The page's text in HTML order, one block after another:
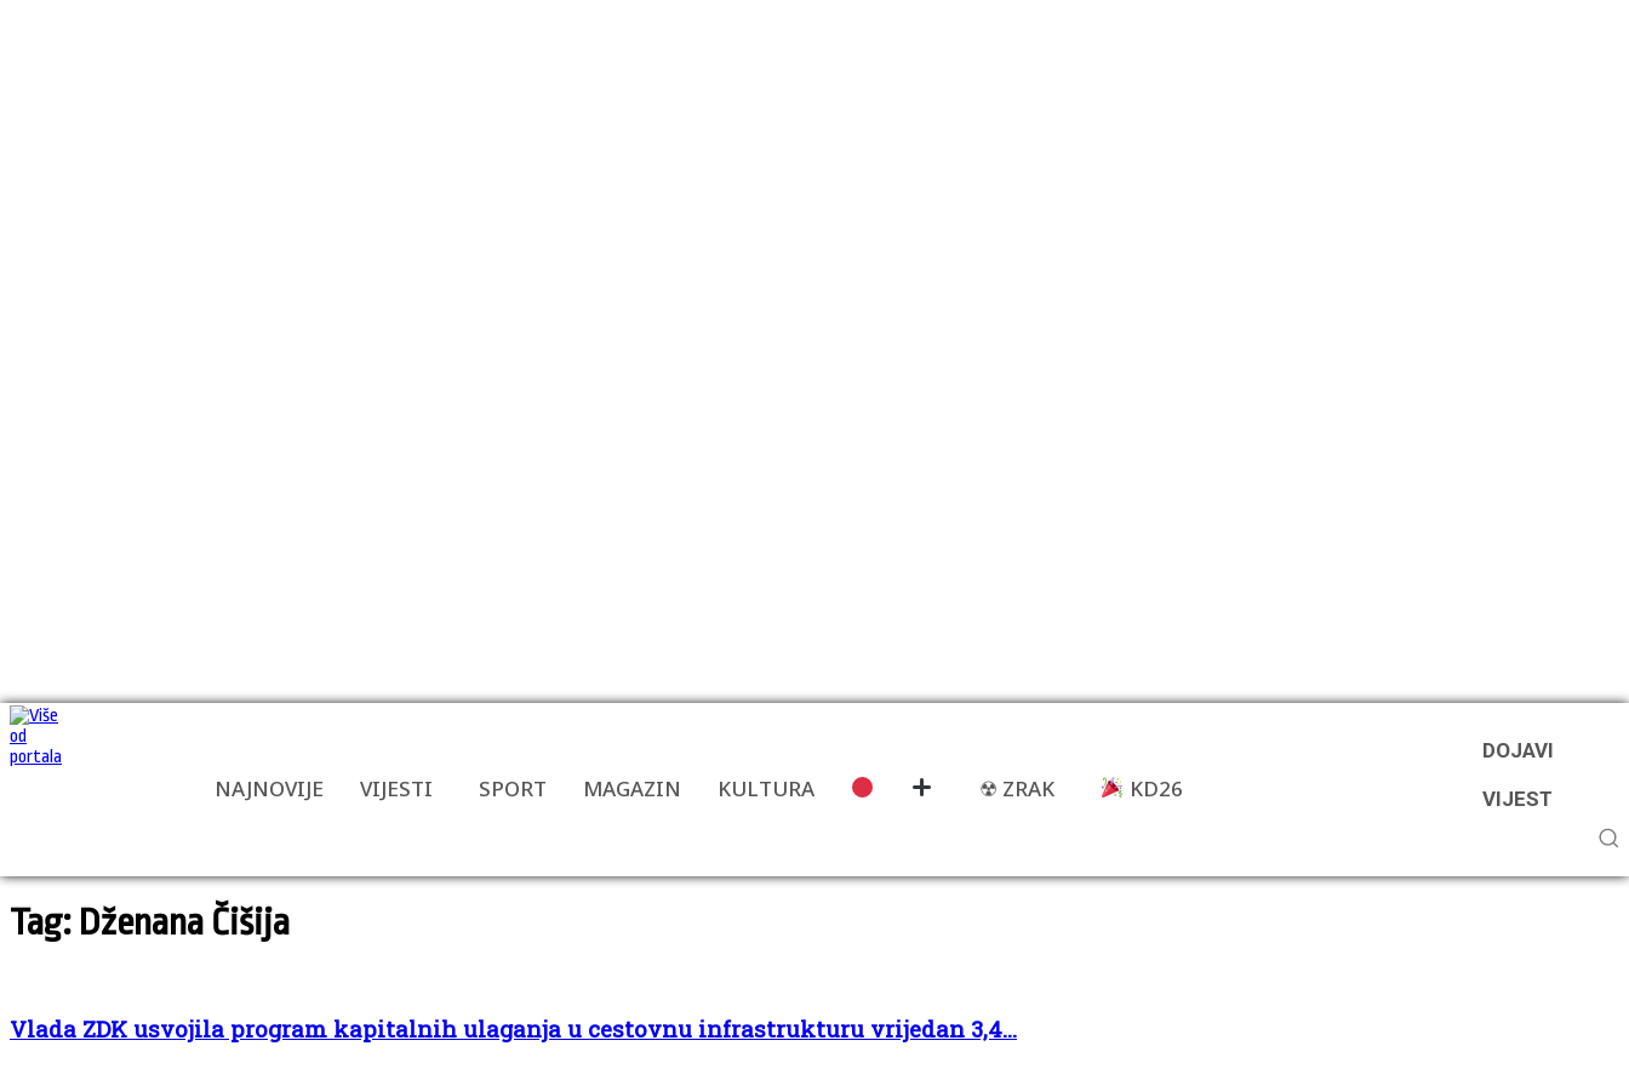
NAJNOVIJE VIJESTI SPORT MAGAZIN KULTURA ☢ ZRAK KD26
DOJAVI
VIJEST
Tag: Dženana Čišija
Vlada ZDK usvojila program kapitalnih ulaganja u cestovnu infrastrukturu vrijedan 3,4...